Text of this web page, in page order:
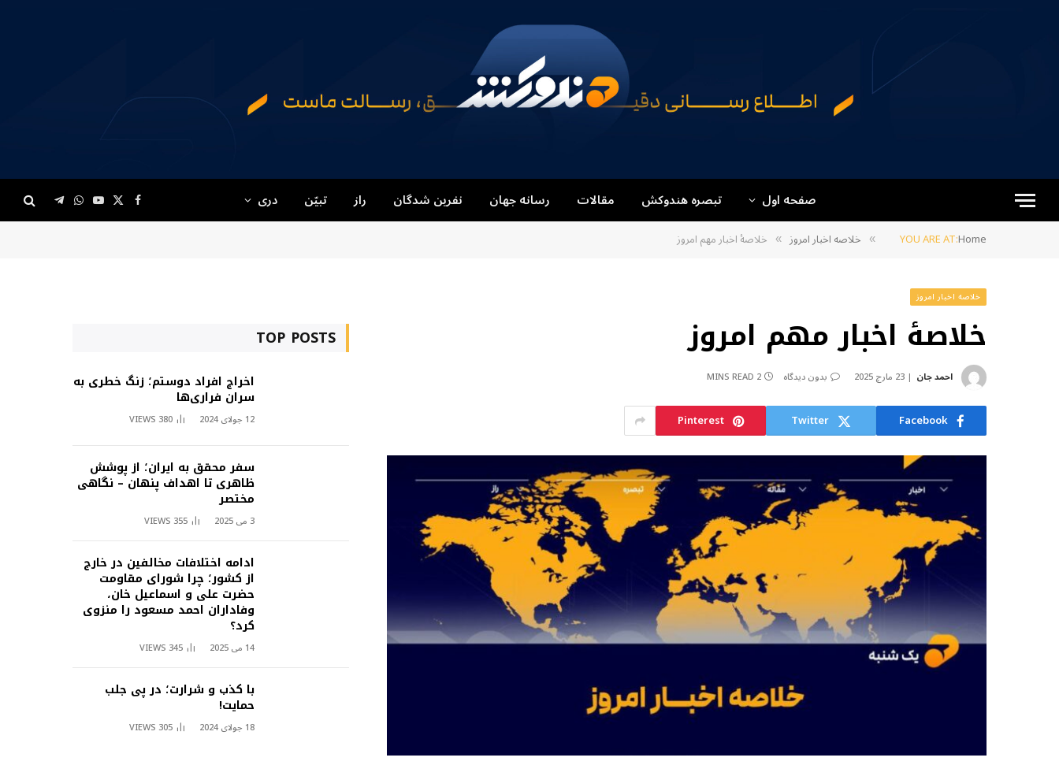
صفحه اول تبصره هندوکش مقالات رسانه جهان نفرین شدگان راز تبیّن دری Facebook
X
(Twitter)
YouTube
WhatsApp
Telegram
YOU ARE AT:Home
» خلاصه اخبار امروز » خلاصۀ اخبار مهم امروز
خلاصه اخبار امروز
خلاصۀ اخبار مهم امروز
احمد جان 23 مارچ 2025 بدون دیدگاه 2 MINS READ
Facebook
Twitter
Pinterest
TOP POSTS
اخراج افراد دوستم؛ زنگ خطری به
سران فراری‌ها
12 جولای 2024 380
VIEWS
سفر محقق به ایران؛ از پوشش
ظاهری تا اهداف پنهان – نگاهی
مختصر
3 می 2025 355
VIEWS
ادامه اختلافات مخالفین در خارج
از کشور؛ چرا شورای مقاومت
حضرت علی و اسماعیل خان،
وفاداران احمد مسعود را منزوی
کرد؟
14 می 2025 345
VIEWS
با کذب و شرارت؛ در پی جلب
حمایت!
18 جولای 2024 305
VIEWS